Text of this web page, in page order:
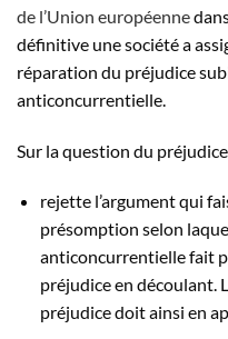
de l’Union européenne
définitive une société a
réparation du préjudice
anticoncurrentielle.
Sur la question du
rejette l’argument qui
présomption selon
anticoncurrentielle fait
préjudice en découlant.
préjudice doit ainsi en